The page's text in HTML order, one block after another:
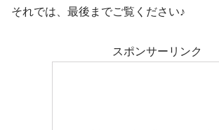
それでは、最後までご覧ください♪
スポンサーリンク